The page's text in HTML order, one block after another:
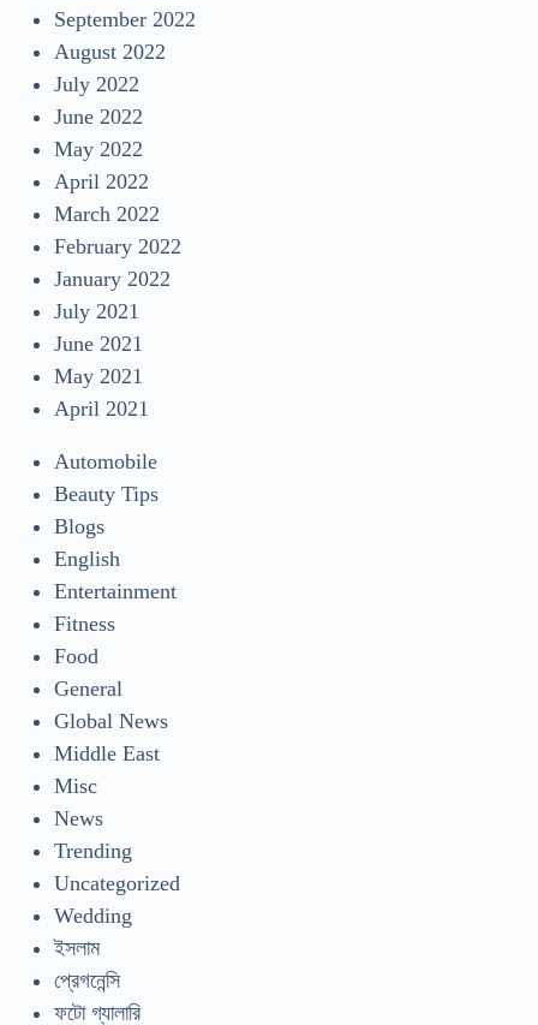
September 2022
August 2022
July 2022
June 2022
May 2022
April 2022
March 2022
February 2022
January 2022
July 2021
June 2021
May 2021
April 2021
Automobile
Beauty Tips
Blogs
English
Entertainment
Fitness
Food
General
Global News
Middle East
Misc
News
Trending
Uncategorized
Wedding
ইসলাম
প্রেগনেন্সি
ফটো গ্যালারি